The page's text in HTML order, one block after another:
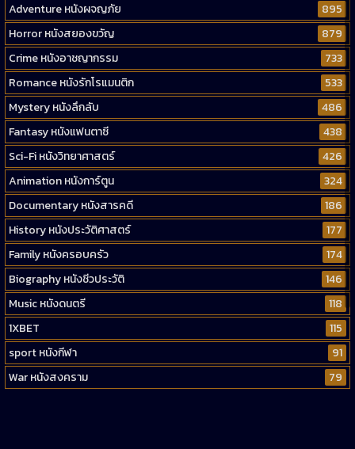
Adventure หนังผจญภัย
895
Horror หนังสยองขวัญ
879
Crime หนังอาชญากรรม
733
Romance หนังรักโรแมนติก
533
Mystery หนังลึกลับ
486
Fantasy หนังแฟนตาซี
438
Sci-Fi หนังวิทยาศาสตร์
426
Animation หนังการ์ตูน
324
Documentary หนังสารคดี
186
History หนังประวัติศาสตร์
177
Family หนังครอบครัว
174
Biography หนังชีวประวัติ
146
Music หนังดนตรี
118
1XBET
115
sport หนังกีฬา
91
War หนังสงคราม
79